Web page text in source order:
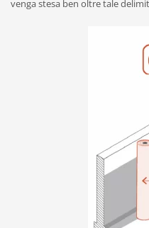
venga stesa ben oltre tale